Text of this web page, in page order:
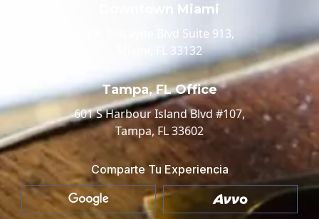
Downtown Miami
100 Biscayne Blvd Suite 913,
Miami, FL 33132
Tampa, FL Office
601 S Harbour Island Blvd #107,
Tampa, FL 33602
Comparte Tu Experiencia